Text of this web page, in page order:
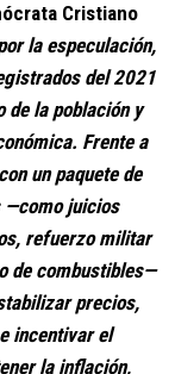
Cristiano
la especulación,
del 2021
de la población y
Frente a
un paquete de
—como juicios
refuerzo militar
de combustibles—
precios,
incentivar el
la inflación,